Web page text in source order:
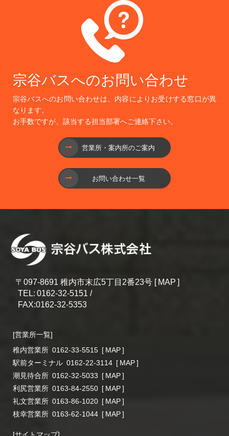
宗谷バスへのお問い合わせ
宗谷バスへのお問い合わせは、内容によりお受けする窓口が異
なります。
お手数ですが、該当する担当部署へご連絡下さい。
営業所・案内所のご案内
お問い合わせ一覧
〒097‐8691 稚内市末広5丁目2番23号 [ MAP ]
TEL: 0162-32-5151 /
FAX:0162-32-5353
[営業所一覧]
稚内営業所 0162-33-5515 [ MAP]
駅前ターミナル 0162-22-3114 [ MAP]
潮見待合所 0162-32-5033 [ MAP]
利尻営業所 0163-84-2550 [ MAP]
礼文営業所 0163-86-1020 [ MAP]
枝幸営業所 0163-62-1044 [ MAP]